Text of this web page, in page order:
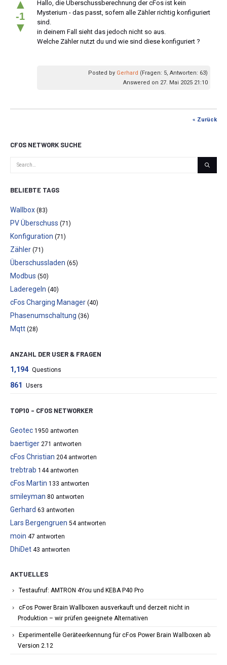
▲
-1
▼
Hallo, die Überschussberechnung der cFos ist kein
Mysterium - das passt, sofern alle Zähler richtig konfiguriert
sind.
in deinem Fall sieht das jedoch nicht so aus.
Welche Zähler nutzt du und wie sind diese konfiguriert ?
Posted by Gerhard (Fragen: 5, Antworten: 63)
Answered on 27. Mai 2025 21:10
« Zurück
CFOS NETWORK SUCHE
BELIEBTE TAGS
Wallbox (83)
PV Überschuss (71)
Konfiguration (71)
Zähler (71)
Überschussladen (65)
Modbus (50)
Laderegeln (40)
cFos Charging Manager (40)
Phasenumschaltung (36)
Mqtt (28)
ANZAHL DER USER & FRAGEN
1,194 Questions
861 Users
TOP10 – CFOS NETWORKER
Geotec 1950 antworten
baertiger 271 antworten
cFos Christian 204 antworten
trebtrab 144 antworten
cFos Martin 133 antworten
smileyman 80 antworten
Gerhard 63 antworten
Lars Bergengruen 54 antworten
moin 47 antworten
DhiDet 43 antworten
AKTUELLES
Testaufruf: AMTRON 4You und KEBA P40 Pro
cFos Power Brain Wallboxen ausverkauft und derzeit nicht in
Produktion – wir prüfen geeignete Alternativen
Experimentelle Geräteerkennung für cFos Power Brain Wallboxen ab
Version 2.12